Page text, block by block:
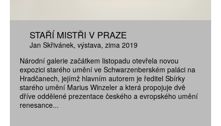
STAŘÍ MISTŘI V PRAZE
Jan Skřivánek výstava zima 2019
Národní galerie začátkem listopadu otevřela novou
expozici starého umění ve Schwarzenberském paláci na
Hradčanech, jejímž hlavním autorem je ředitel Sbírky
starého umění Marius Winzeler a která propojuje dvě
dříve oddělené prezentace českého a evropského umění
renesance...